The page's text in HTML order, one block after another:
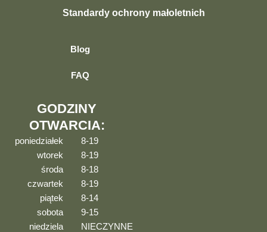
Standardy ochrony małoletnich
Blog
FAQ
GODZINY
OTWARCIA:
poniedziałek
8-19
wtorek
8-19
środa
8-18
czwartek
8-19
piątek
8-14
sobota
9-15
niedziela
NIECZYNNE